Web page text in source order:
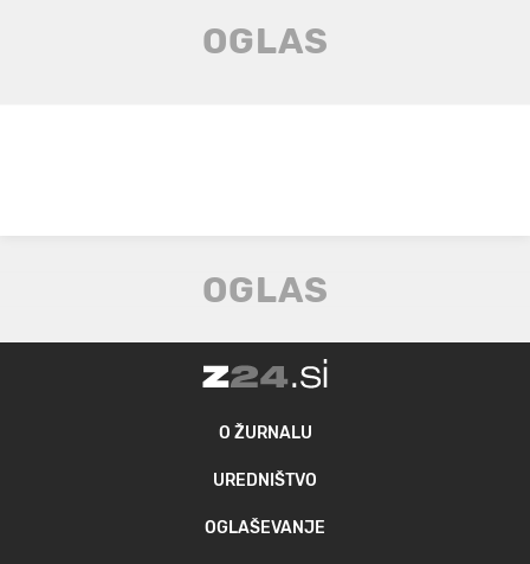
O ŽURNALU
UREDNIŠTVO
OGLAŠEVANJE